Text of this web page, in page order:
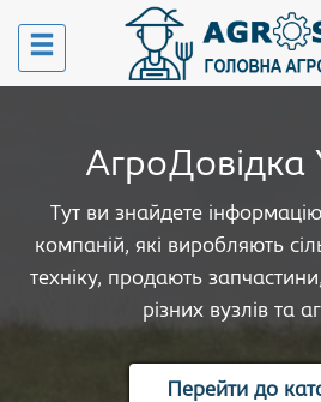
АгроДовідка
Тут ви знайдете
компаній, які виробляють
техніку, продають
різних вузлів та
Перейти до